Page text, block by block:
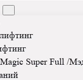
Super Full /